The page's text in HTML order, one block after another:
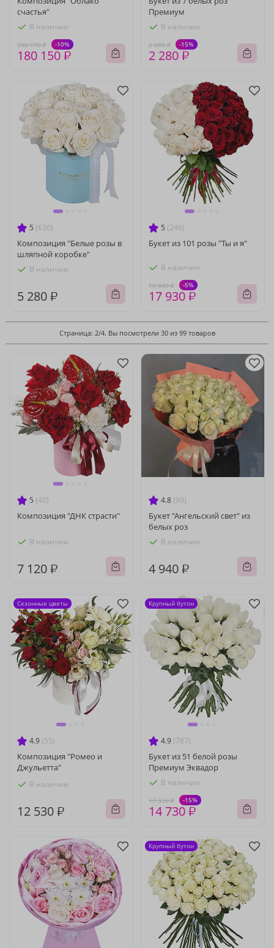
счастья"
В наличии
200 170 ₽ -10%
180 150 ₽
Премиум
В наличии
2 680 ₽ -15%
2 280 ₽
5 (630)
Композиция "Белые розы в
шляпной коробке"
В наличии
5 280 ₽
5 (246)
Букет из 101 розы "Ты и я"
В наличии
18 840 ₽ -5%
17 930 ₽
Страница: 2/4. Вы посмотрели 30 из 99 товаров
5 (40)
Композиция "ДНК страсти"
В наличии
7 120 ₽
4.8 (99)
Букет "Ангельский свет" из
белых роз
В наличии
4 940 ₽
4.9 (55)
Композиция "Ромео и
Джульетта"
В наличии
12 530 ₽
Сезонные цветы
4.9 (787)
Букет из 51 белой розы
Премиум Эквадор
В наличии
17 330 ₽ -15%
14 730 ₽
Крупный бутон
Крупный бутон